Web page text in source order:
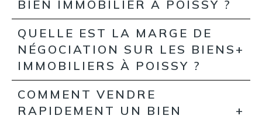
BIEN IMMOBILIER À POISSY ?
QUELLE EST LA MARGE DE
NÉGOCIATION SUR LES BIENS
IMMOBILIERS À POISSY ?
COMMENT VENDRE
RAPIDEMENT UN BIEN